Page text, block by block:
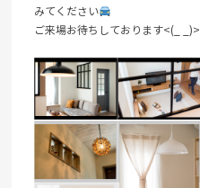
みてください
ご来場お待ちしております<(_ _)>